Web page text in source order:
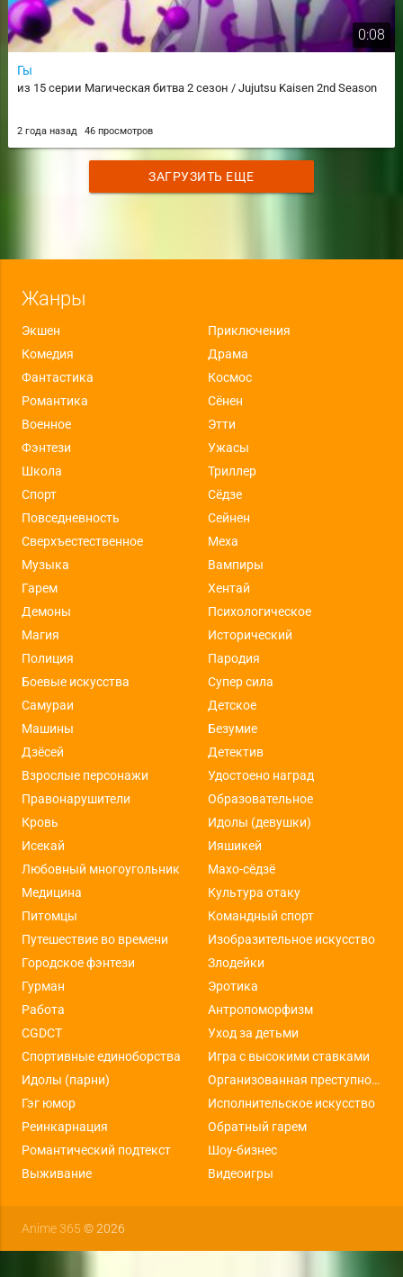
0:08
Гы
из 15 серии Магическая битва 2 сезон / Jujutsu Kaisen 2nd Season
2 года назад 46 просмотров
ЗАГРУЗИТЬ ЕЩЕ
Жанры
Экшен
Приключения
Комедия
Драма
Фантастика
Космос
Романтика
Сёнен
Военное
Этти
Фэнтези
Ужасы
Школа
Триллер
Спорт
Сёдзе
Повседневность
Сейнен
Сверхъестественное
Меха
Музыка
Вампиры
Гарем
Хентай
Демоны
Психологическое
Магия
Исторический
Полиция
Пародия
Боевые искусства
Супер сила
Самураи
Детское
Машины
Безумие
Дзёсей
Детектив
Взрослые персонажи
Удостоено наград
Правонарушители
Образовательное
Кровь
Идолы (девушки)
Исекай
Ияшикей
Любовный многоугольник
Махо-сёдзё
Медицина
Культура отаку
Питомцы
Командный спорт
Путешествие во времени
Изобразительное искусство
Городское фэнтези
Злодейки
Гурман
Эротика
Работа
Антропоморфизм
CGDCT
Уход за детьми
Спортивные единоборства
Игра с высокими ставками
Идолы (парни)
Организованная преступность
Гэг юмор
Исполнительское искусство
Реинкарнация
Обратный гарем
Романтический подтекст
Шоу-бизнес
Выживание
Видеоигры
Anime 365 © 2026